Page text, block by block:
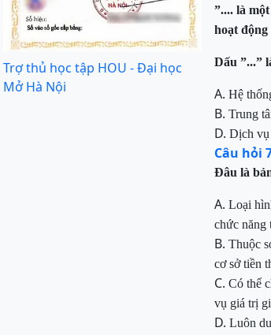
Trợ thủ học tập HOU - Đại học
Mở Hà Nội
”.... là
hoạt
Dấu ”...”
A. Hệ
B. Trung
D. Dịch vụ
Câu hỏi
Đâu là
A. Loại
chức năng
B. Thuộc
cơ sở tiền
C. Có thể
vụ giá trị
D. Luôn